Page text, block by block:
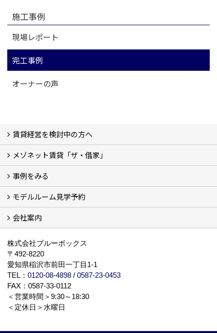
施工事例
現場レポート
完工事例
オーナーの声
賃貸経営を検討中の方へ
私たちの考え方
賃貸経営の成功学
様々な無料サービス
相続税とは
よくあるご質問
メゾネット賃貸「ザ・借家」
ザ・借家について詳しく知る (2)
事例をみる
建設中の現場レポート
完成した建物を見てみる
オーナーの声
モデルルーム見学予約
モデルルーム見学予約
会社案内
株式会社ブルーボックス
〒492-8220
愛知県稲沢市前田一丁目1-1
TEL： 0120-08-4898 / 0587-23-0453
FAX：0587-33-0112
＜営業時間＞9:30～18:30
＜定休日＞水曜日